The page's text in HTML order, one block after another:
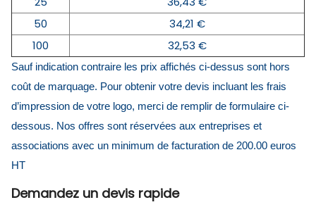
50
34,21 €
100
32,53 €
Sauf indication contraire les prix affichés ci-dessus sont hors
coût de marquage. Pour obtenir votre devis incluant les frais
d’impression de votre logo, merci de remplir de formulaire ci-
dessous. Nos offres sont réservées aux entreprises et
associations avec un minimum de facturation de 200.00 euros
HT
Demandez un devis rapide